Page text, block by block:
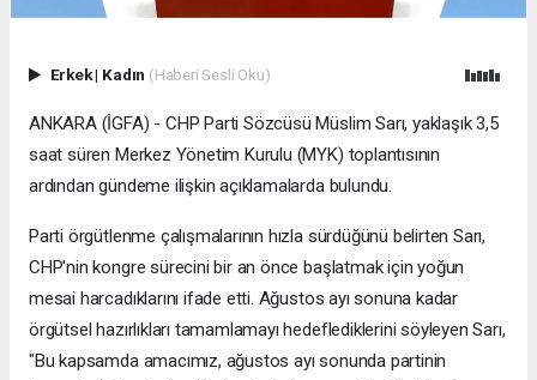
Erkek| Kadın (Haberi Sesli Oku)
ANKARA (İGFA) - CHP Parti Sözcüsü Müslim Sarı, yaklaşık 3,5
saat süren Merkez Yönetim Kurulu (MYK) toplantısının
ardından gündeme ilişkin açıklamalarda bulundu.
Parti örgütlenme çalışmalarının hızla sürdüğünü belirten Sarı,
CHP'nin kongre sürecini bir an önce başlatmak için yoğun
mesai harcadıklarını ifade etti. Ağustos ayı sonuna kadar
örgütsel hazırlıkları tamamlamayı hedeflediklerini söyleyen Sarı,
"Bu kapsamda amacımız, ağustos ayı sonunda partinin